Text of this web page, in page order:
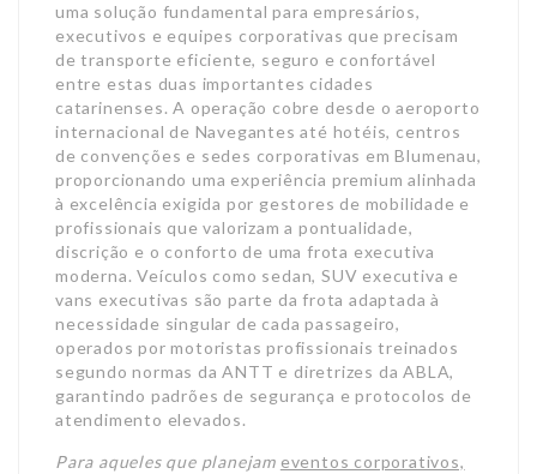
uma solução fundamental para empresários,
executivos e equipes corporativas que precisam
de transporte eficiente, seguro e confortável
entre estas duas importantes cidades
catarinenses. A operação cobre desde o aeroporto
internacional de Navegantes até hotéis, centros
de convenções e sedes corporativas em Blumenau,
proporcionando uma experiência premium alinhada
à excelência exigida por gestores de mobilidade e
profissionais que valorizam a pontualidade,
discrição e o conforto de uma frota executiva
moderna. Veículos como sedan, SUV executiva e
vans executivas são parte da frota adaptada à
necessidade singular de cada passageiro,
operados por motoristas profissionais treinados
segundo normas da ANTT e diretrizes da ABLA,
garantindo padrões de segurança e protocolos de
atendimento elevados.
Para aqueles que planejam eventos corporativos,